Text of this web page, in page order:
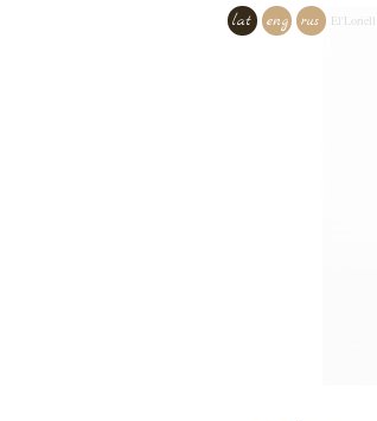
lat eng rus El'Loriell